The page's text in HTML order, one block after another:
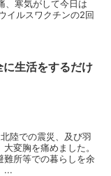
、寒気がして今日は
イルスワクチンの2回
生活をするだけ
陸での震災、及び羽
変胸を痛めました。
難所等での暮らしを余
...